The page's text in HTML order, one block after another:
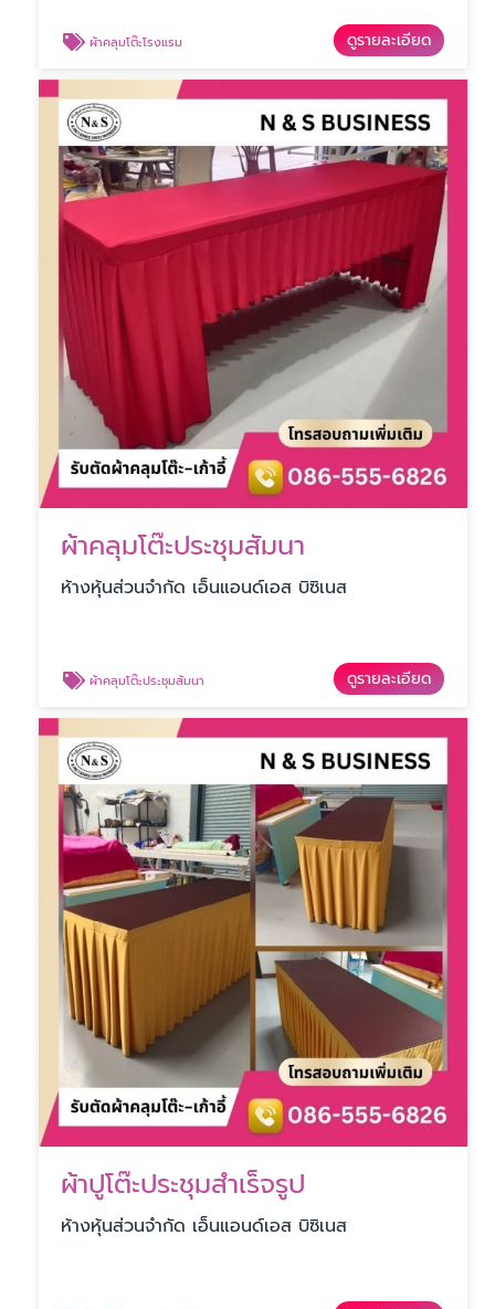
ผ้าคลุมโต๊ะโรงแรม ดูรายละเอียด
ผ้าคลุมโต๊ะประชุมสัมนา
ห้างหุ้นส่วนจำกัด เอ็นแอนด์เอส บิซิเนส
ผ้าคลุมโต๊ะประชุมสัมนา ดูรายละเอียด
ผ้าปูโต๊ะประชุมสำเร็จรูป
ห้างหุ้นส่วนจำกัด เอ็นแอนด์เอส บิซิเนส